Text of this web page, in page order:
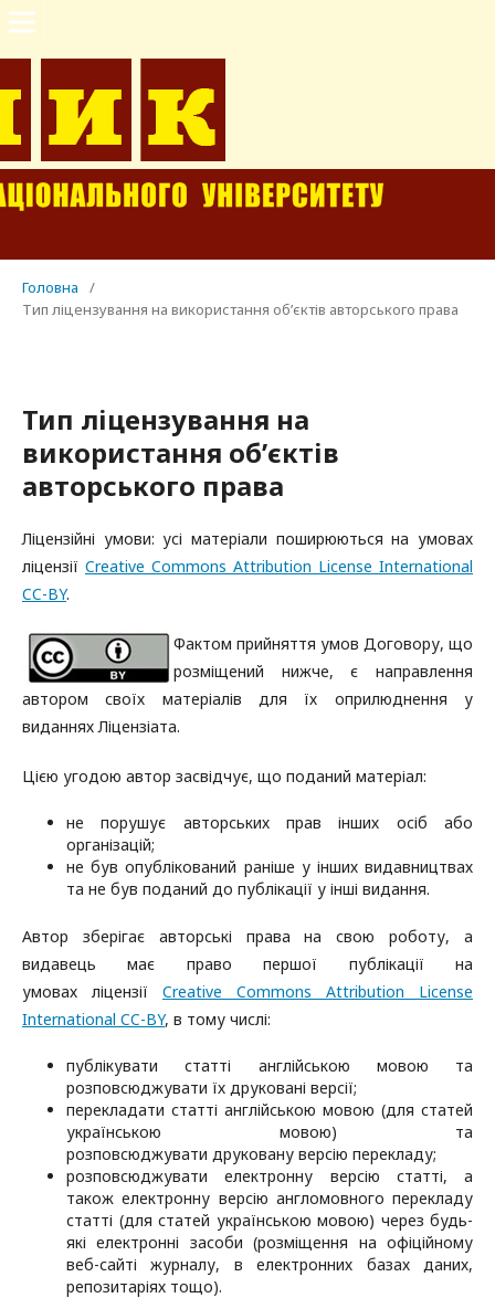
Головна
/
Тип ліцензування на використання об’єктів авторського права
Тип ліцензування на
використання об’єктів
авторського права
Ліцензійні умови: усі матеріали поширюються на умовах
ліцензії Creative Commons Attribution License International
CC-BY.
Фактом прийняття умов Договору, що
розміщений нижче, є направлення
автором своїх матеріалів для їх оприлюднення у
виданнях Ліцензіата.
Цією угодою автор засвідчує, що поданий матеріал:
не порушує авторських прав інших осіб або
організацій;
не був опублікований раніше у інших видавництвах
та не був поданий до публікації у інші видання.
Автор зберігає авторські права на свою роботу, а
видавець має право першої публікації на
умовах ліцензії Creative Commons Attribution License
International CC-BY, в тому числі:
публікувати статті англійською мовою та
розповсюджувати їх друковані версії;
перекладати статті англійською мовою (для статей
українською мовою) та
розповсюджувати друковану версію перекладу;
розповсюджувати електронну версію статті, а
також електронну версію англомовного перекладу
статті (для статей українською мовою) через будь-
які електронні засоби (розміщення на офіційному
веб-сайті журналу, в електронних базах даних,
репозитаріях тощо).